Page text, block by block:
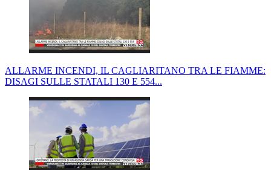
ALLARME INCENDI, IL CAGLIARITANO TRA LE FIAMME:
DISAGI SULLE STATALI 130 E 554...